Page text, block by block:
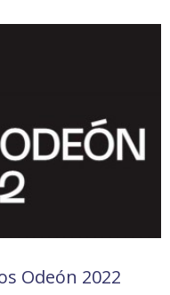
Odeón 2022